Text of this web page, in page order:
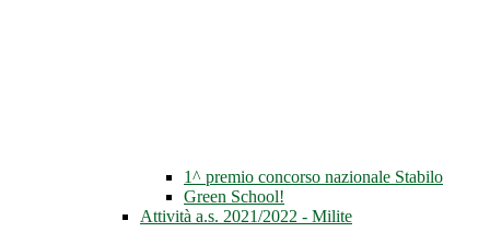
1^ premio concorso nazionale Stabilo
Green School!
Attività a.s. 2021/2022 - Milite